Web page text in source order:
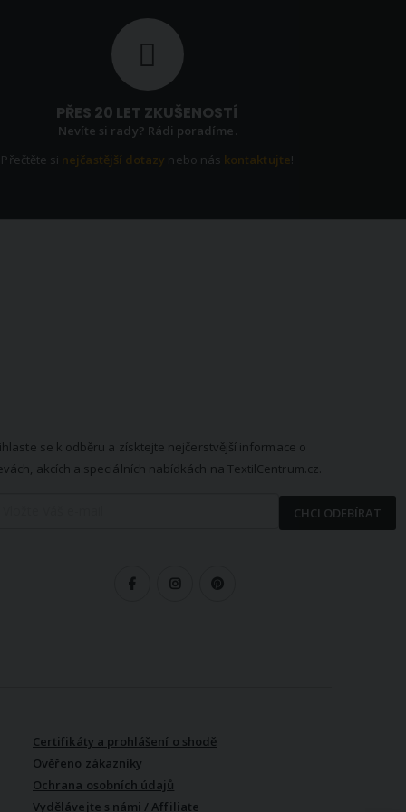
PŘES 20 LET ZKUŠENOSTÍ
Nevíte si rady? Rádi poradíme.
Přečtěte si nejčastější dotazy nebo nás kontaktujte!
se k odběru a získtejte nejčerstvější informace o
akcích a speciálních nabídkách na TextilCentrum.cz.
CHCI ODEBÍRAT
Certifikáty a prohlášení o shodě
Ověřeno zákazníky
Ochrana osobních údajů
Vydělávejte s námi / Affiliate